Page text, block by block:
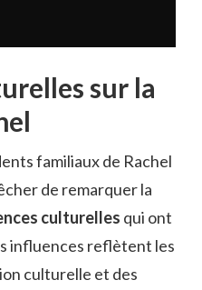
sur la
familiaux de Rachel
de remarquer la
culturelles qui ont
influences reflètent les
culturelle et des